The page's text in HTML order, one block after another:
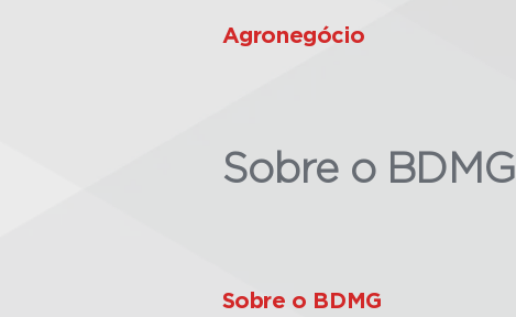
Agronegócio
Sobre o BDMG
Sobre o BDMG